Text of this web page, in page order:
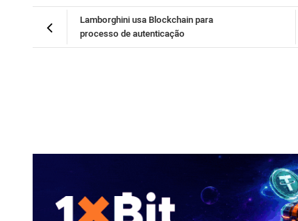
Lamborghini usa Blockchain para
processo de autenticação